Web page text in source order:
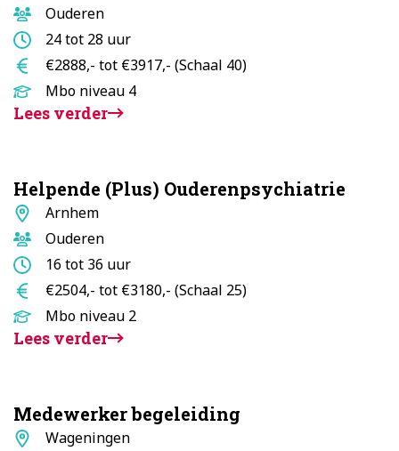
Doelgroep
Ouderen
Aantal
uur
24 tot 28 uur
Salaris€2888,- tot €3917,- (Schaal 40)
Opleidingsniveau
Mbo niveau 4
Lees verder
Helpende (Plus) Ouderenpsychiatrie
Standplaats
Arnhem
Doelgroep
Ouderen
Aantal
uur
16 tot 36 uur
Salaris€2504,- tot €3180,- (Schaal 25)
Opleidingsniveau
Mbo niveau 2
Lees verder
Medewerker begeleiding
Standplaats
Wageningen